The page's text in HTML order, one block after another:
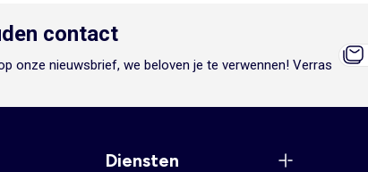
contact
onze nieuwsbrief, we beloven je te verwennen! Verras
Diensten